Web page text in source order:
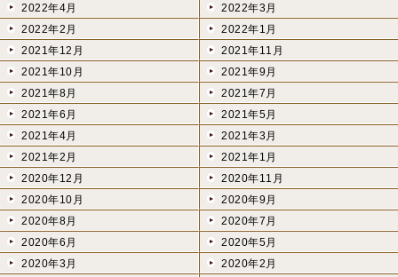
2022年4月
2022年3月
2022年2月
2022年1月
2021年12月
2021年11月
2021年10月
2021年9月
2021年8月
2021年7月
2021年6月
2021年5月
2021年4月
2021年3月
2021年2月
2021年1月
2020年12月
2020年11月
2020年10月
2020年9月
2020年8月
2020年7月
2020年6月
2020年5月
2020年3月
2020年2月